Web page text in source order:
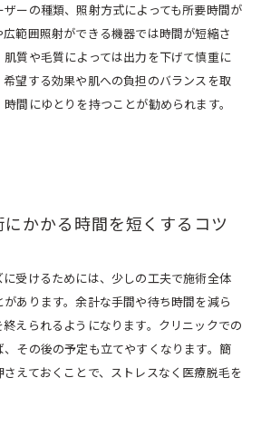
ーの種類、照射方式によっても所要時間が
範囲照射ができる機器では時間が短縮さ
質や毛質によっては出力を下げて慎重に
望する効果や肌への負担のバランスを取
間にゆとりを持つことが勧められます。
かかる時間を短くするコツ
受けるためには、少しの工夫で施術全体
あります。余計な手間や待ち時間を減ら
えられるようになります。クリニックでの
その後の予定も立てやすくなります。簡
えておくことで、ストレスなく医療脱毛を